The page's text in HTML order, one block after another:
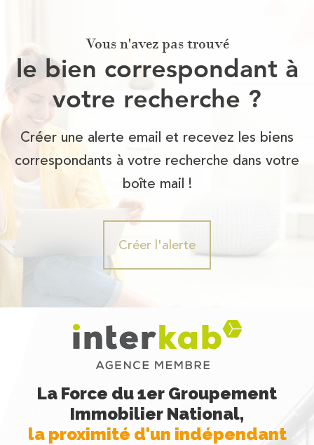
Vous n'avez pas trouvé
le bien correspondant à
votre recherche ?
Créer une alerte email et recevez les biens
correspondants à votre recherche dans votre
boîte mail !
Créer l'alerte
La Force du 1er Groupement
Immobilier National,
la proximité d'un indépendant